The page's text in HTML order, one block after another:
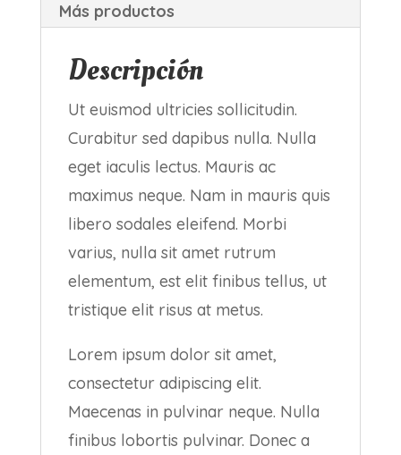
Más productos
Descripción
Ut euismod ultricies sollicitudin.
Curabitur sed dapibus nulla. Nulla
eget iaculis lectus. Mauris ac
maximus neque. Nam in mauris quis
libero sodales eleifend. Morbi
varius, nulla sit amet rutrum
elementum, est elit finibus tellus, ut
tristique elit risus at metus.
Lorem ipsum dolor sit amet,
consectetur adipiscing elit.
Maecenas in pulvinar neque. Nulla
finibus lobortis pulvinar. Donec a